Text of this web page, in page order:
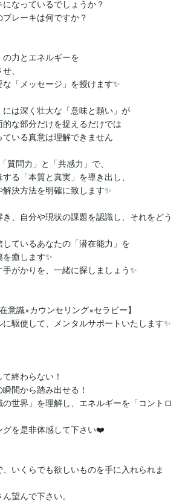
なっているでしょうか？
レーキは何ですか？
力とエネルギーを
、
「メッセージ」を授けます✨
は深く壮大な「意味と願い」が
な部分だけを捉えるだけでは
ている真意は理解できません
質問力」と「共感力」で、
る「本質と真実」を導き出し、
決方法を明確に致します✨
、自分や現状の課題を認識し、それをどう
しているあなたの「潜在能力」を
癒します✨
がかりを、一緒に探しましょう✨
意識×カウンセリング×セラピー】
駆使して、メンタルサポートいたします✨
終わらない！
間から踏み出せる！
の世界」を理解し、エネルギーを「コントロ
グを是非体感して下さい❤️
いくらでも欲しいものを手に入れられま
望んで下さい。